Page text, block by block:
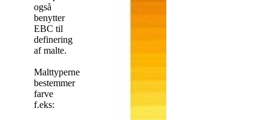
også
benytter
EBC til
definering
af malte.
Malttyperne
bestemmer
farve
f.eks: